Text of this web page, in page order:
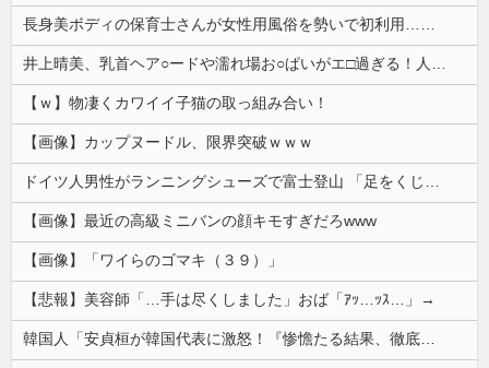
【ｗ】物凄くカワイイ子猫の取っ組み合い！
【画像】カップヌードル、限界突破ｗｗｗ
【画像】最近の高級ミニバンの顔キモすぎだろwww
【画像】「ワイらのゴマキ（３９）」
【悲報】美容師「…手は尽くしました」おば「ｱｯ…ｯｽ…」→